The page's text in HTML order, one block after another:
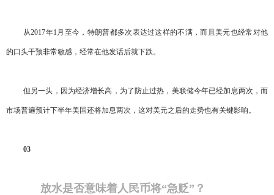
从2017年1月至今，特朗普都多次表达过这样的不满，而且美元也经常对他
的口头干预非常敏感，经常在他发话后就下跌。
但另一头，因为经济增长高，为了防止过热，美联储今年已经加息两次，而
市场普遍预计下半年美国还将加息两次，这对美元之后的走势也有关键影响。
03
放水是否意味着人民币将“急贬”？